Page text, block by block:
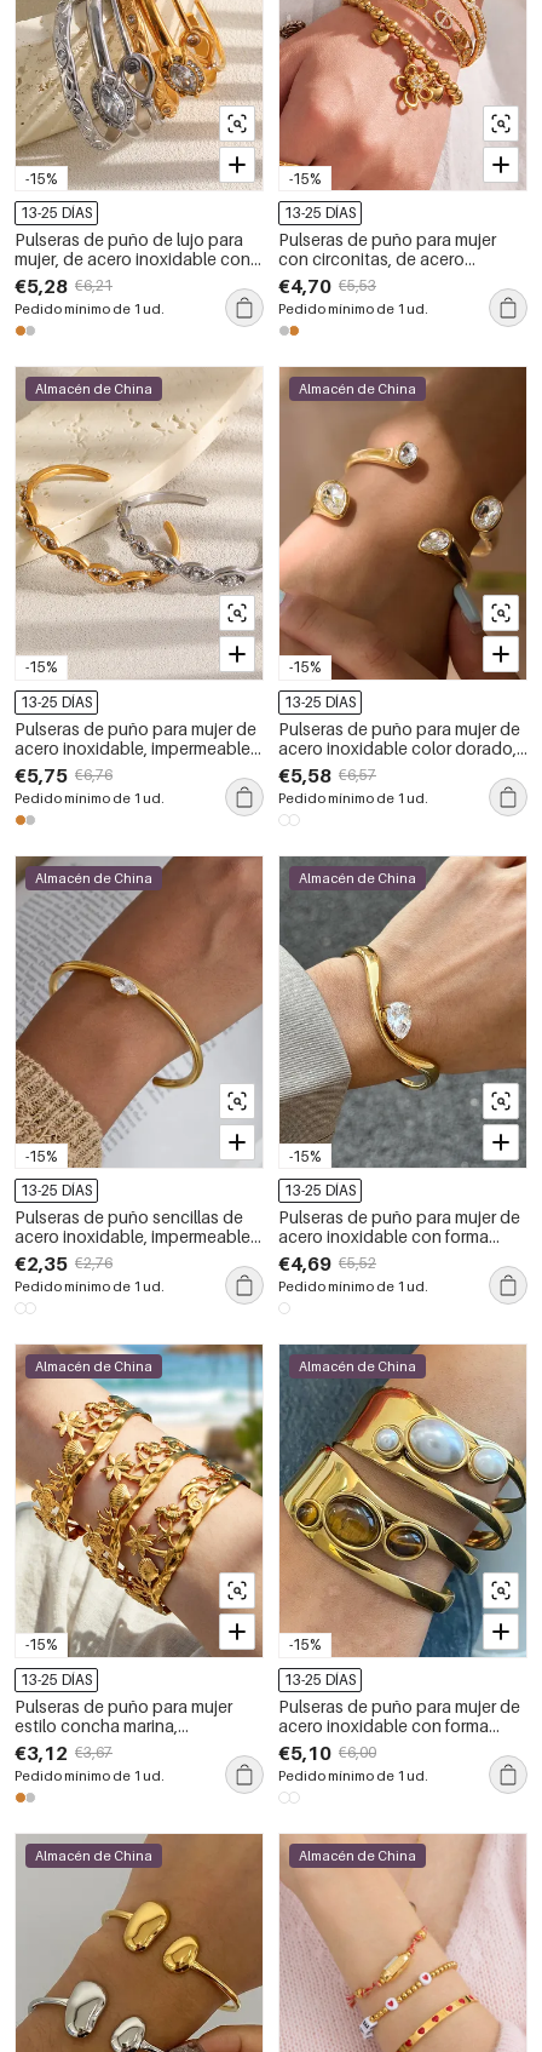
-15%
13-25 DÍAS
Pulseras de puño de lujo para
mujer, de acero inoxidable con
forma elíptica, resistentes al
agua y de color dorado con
circonitas.
€5,28 €6,21
Pedido mínimo de 1 ud.
-15%
13-25 DÍAS
Pulseras de puño para mujer
con circonitas, de acero
inoxidable, color dorado, con
forma geométrica de flor y
resistentes al agua.
€4,70 €5,53
Pedido mínimo de 1 ud.
-15%
Almacén de China
13-25 DÍAS
Pulseras de puño para mujer de
acero inoxidable, impermeables,
color dorado y con circonitas,
con diseño sencillo de giro.
€5,75 €6,76
Pedido mínimo de 1 ud.
-15%
Almacén de China
13-25 DÍAS
Pulseras de puño para mujer de
acero inoxidable color dorado,
impermeables, con diseño
sencillo de gotas.
€5,58 €6,57
Pedido mínimo de 1 ud.
-15%
Almacén de China
13-25 DÍAS
Pulseras de puño sencillas de
acero inoxidable, impermeables,
de color dorado y con
circonitas para mujer.
€2,35 €2,76
Pedido mínimo de 1 ud.
-15%
Almacén de China
13-25 DÍAS
Pulseras de puño para mujer de
acero inoxidable con forma
lineal, impermeables, de color
dorado y con circonitas.
€4,69 €5,52
Pedido mínimo de 1 ud.
-15%
Almacén de China
13-25 DÍAS
Pulseras de puño para mujer
estilo concha marina,
impermeables, de acero
inoxidable y color dorado.
€3,12 €3,67
Pedido mínimo de 1 ud.
-15%
Almacén de China
13-25 DÍAS
Pulseras de puño para mujer de
acero inoxidable con forma
geométrica, resistentes al agua,
color dorado y con piedras
naturales.
€5,10 €6,00
Pedido mínimo de 1 ud.
Almacén de China Almacén de China